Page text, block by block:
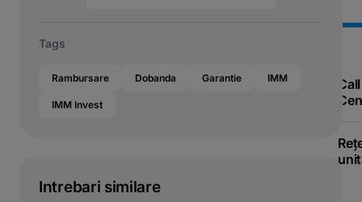
Call
Tags
Rambursare Dobanda Garantie IMM
IMM Invest
Intrebari similare